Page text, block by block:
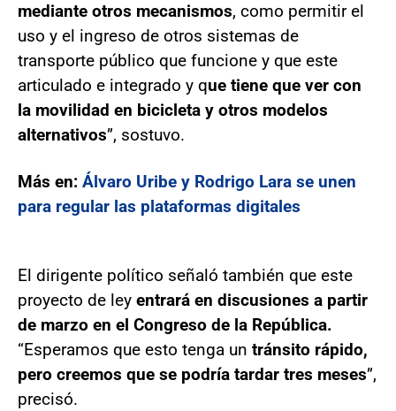
mediante otros mecanismos, como permitir el
uso y el ingreso de otros sistemas de
transporte público que funcione y que este
articulado e integrado y que tiene que ver con
la movilidad en bicicleta y otros modelos
alternativos”, sostuvo.
Más en: Álvaro Uribe y Rodrigo Lara se unen
para regular las plataformas digitales
El dirigente político señaló también que este
proyecto de ley entrará en discusiones a partir
de marzo en el Congreso de la República.
“Esperamos que esto tenga un tránsito rápido,
pero creemos que se podría tardar tres meses”,
precisó.